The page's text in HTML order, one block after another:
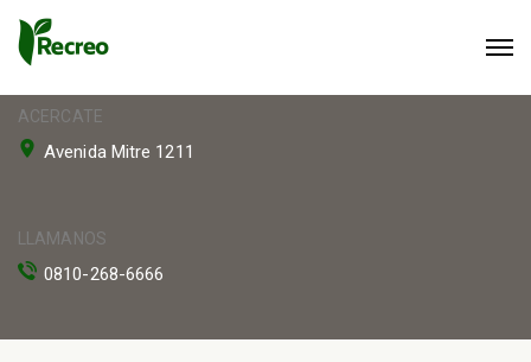
ACERCATE
Avenida Mitre 1211
LLAMANOS
0810-268-6666